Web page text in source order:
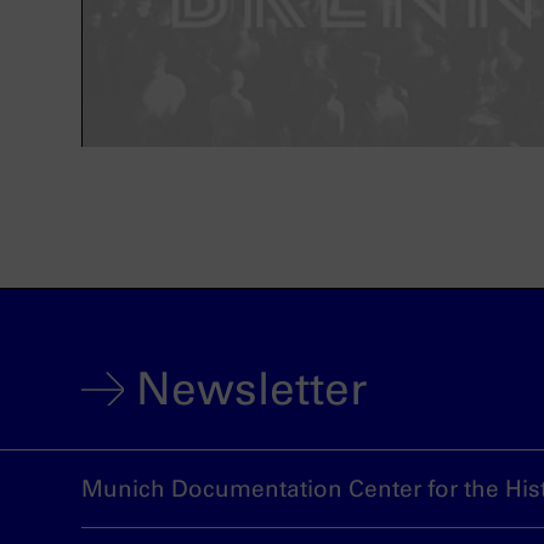
Newsletter
Munich Documentation Center for the